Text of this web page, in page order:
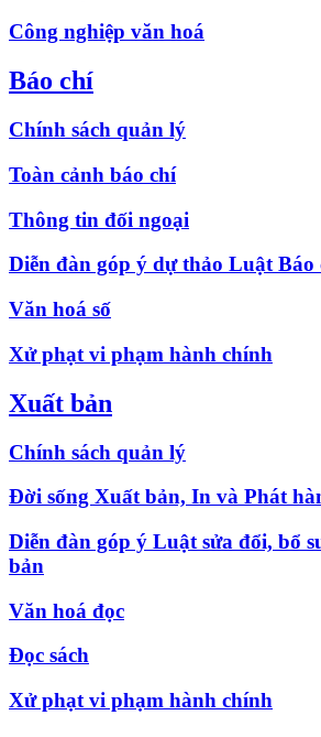
Công nghiệp văn hoá
Báo chí
Chính sách quản lý
Toàn cảnh báo chí
Thông tin đối ngoại
Diễn đàn góp ý dự thảo Luật Báo
Văn hoá số
Xử phạt vi phạm hành chính
Xuất bản
Chính sách quản lý
Đời sống Xuất bản, In và Phát
Diễn đàn góp ý Luật sửa đổi, bổ
bản
Văn hoá đọc
Đọc sách
Xử phạt vi phạm hành chính